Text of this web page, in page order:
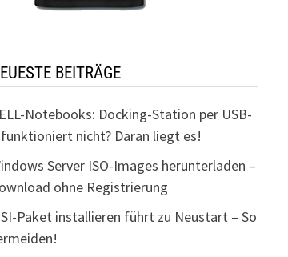
BEITRÄGE
Notebooks: Docking-Station per USB-
funktioniert nicht? Daran liegt es!
Server ISO-Images herunterladen –
ohne Registrierung
Paket installieren führt zu Neustart – So